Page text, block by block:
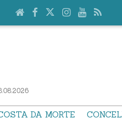
DA MORTE